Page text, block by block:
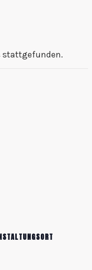
stattgefunden.